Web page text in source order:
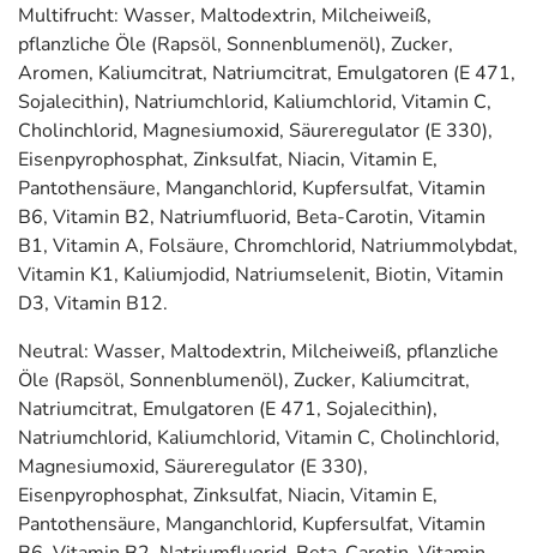
Multifrucht: Wasser, Maltodextrin, Milcheiweiß,
pflanzliche Öle (Rapsöl, Sonnenblumenöl), Zucker,
Aromen, Kaliumcitrat, Natriumcitrat, Emulgatoren (E 471,
Sojalecithin), Natriumchlorid, Kaliumchlorid, Vitamin C,
Cholinchlorid, Magnesiumoxid, Säureregulator (E 330),
Eisenpyrophosphat, Zinksulfat, Niacin, Vitamin E,
Pantothensäure, Manganchlorid, Kupfersulfat, Vitamin
B6, Vitamin B2, Natriumfluorid, Beta-Carotin, Vitamin
B1, Vitamin A, Folsäure, Chromchlorid, Natriummolybdat,
Vitamin K1, Kaliumjodid, Natriumselenit, Biotin, Vitamin
D3, Vitamin B12.
Neutral: Wasser, Maltodextrin, Milcheiweiß, pflanzliche
Öle (Rapsöl, Sonnenblumenöl), Zucker, Kaliumcitrat,
Natriumcitrat, Emulgatoren (E 471, Sojalecithin),
Natriumchlorid, Kaliumchlorid, Vitamin C, Cholinchlorid,
Magnesiumoxid, Säureregulator (E 330),
Eisenpyrophosphat, Zinksulfat, Niacin, Vitamin E,
Pantothensäure, Manganchlorid, Kupfersulfat, Vitamin